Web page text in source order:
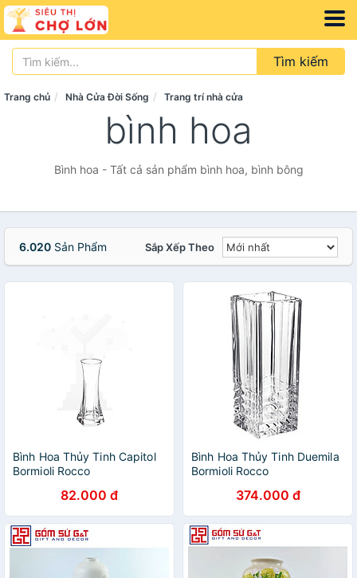
Tìm kiếm
Trang chủ Nhà Cửa Đời Sống Trang trí nhà cửa
bình hoa
Bình hoa - Tất cả sản phẩm bình hoa, bình bông
6.020 Sản Phẩm Sắp Xếp Theo
Bình Hoa Thủy Tinh Capitol
Bormioli Rocco
82.000 đ
Bình Hoa Thủy Tinh Duemila
Bormioli Rocco
374.000 đ